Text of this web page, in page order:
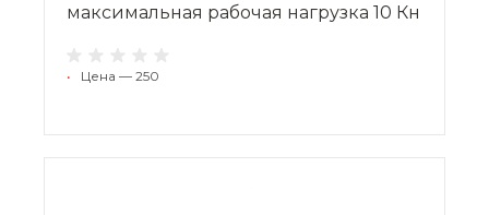
максимальная рабочая нагрузка 10 Кн
• Цена — 250